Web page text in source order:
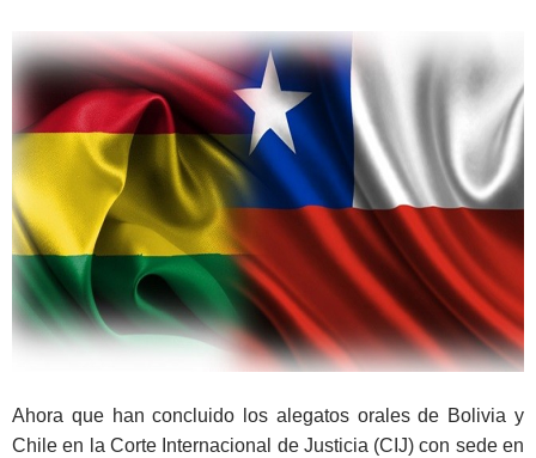
Ahora que han concluido los alegatos orales de Bolivia y
Chile en la Corte Internacional de Justicia (CIJ) con sede en